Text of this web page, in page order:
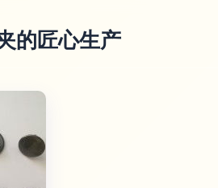
的匠心生产